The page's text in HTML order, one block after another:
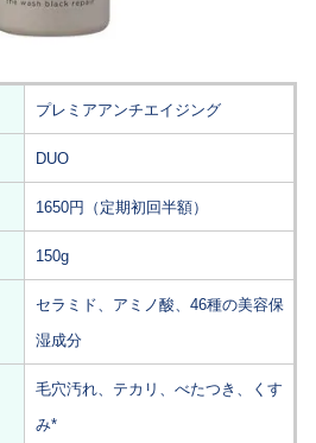
プレミアアンチエイジング
DUO
1650円（定期初回半額）
150g
セラミド、アミノ酸、46種の美容保
湿成分
毛穴汚れ、テカリ、べたつき、くす
み*